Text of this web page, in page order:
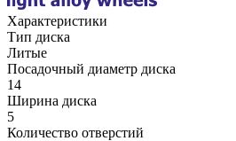
Характеристики
Тип диска
Литые
Посадочный диаметр диска
14
Ширина диска
5
Количество отверстий